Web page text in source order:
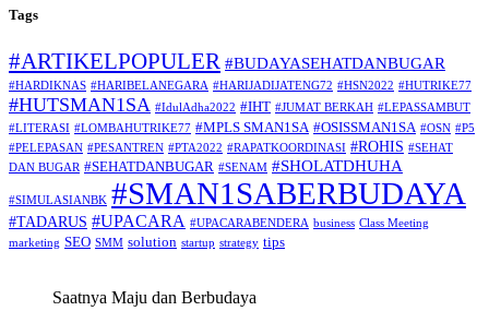
Tags
#ARTIKELPOPULER #BUDAYASEHATDANBUGAR
#HARDIKNAS #HARIBELANEGARA #HARIJADIJATENG72 #HSN2022 #HUTRIKE77
#HUTSMAN1SA #IdulAdha2022 #IHT #JUMAT BERKAH #LEPASSAMBUT
#LITERASI #LOMBAHUTRIKE77 #MPLS SMAN1SA #OSISSMAN1SA #OSN #P5
#PELEPASAN #PESANTREN #PTA2022 #RAPATKOORDINASI #ROHIS #SEHAT
DAN BUGAR #SEHATDANBUGAR #SENAM #SHOLATDHUHA
#SIMULASIANBK #SMAN1SABERBUDAYA
#TADARUS #UPACARA #UPACARABENDERA business Class Meeting
marketing SEO SMM solution startup strategy tips
Saatnya Maju dan Berbudaya